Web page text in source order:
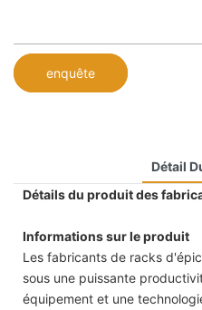
enquête
Détail
Détails du produit des
Informations sur le produit
Les fabricants de racks
sous une puissante
équipement et une